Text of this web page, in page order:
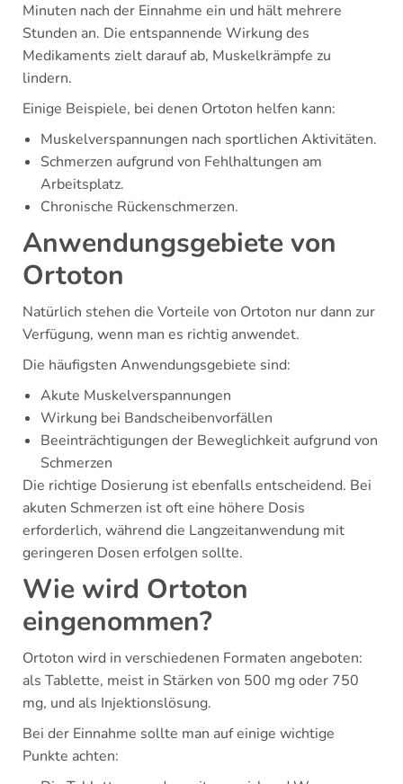
Minuten nach der Einnahme ein und hält mehrere
Stunden an. Die entspannende Wirkung des
Medikaments zielt darauf ab, Muskelkrämpfe zu
lindern.
Einige Beispiele, bei denen Ortoton helfen kann:
Muskelverspannungen nach sportlichen Aktivitäten.
Schmerzen aufgrund von Fehlhaltungen am
Arbeitsplatz.
Chronische Rückenschmerzen.
Anwendungsgebiete von
Ortoton
Natürlich stehen die Vorteile von Ortoton nur dann zur
Verfügung, wenn man es richtig anwendet.
Die häufigsten Anwendungsgebiete sind:
Akute Muskelverspannungen
Wirkung bei Bandscheibenvorfällen
Beeinträchtigungen der Beweglichkeit aufgrund von
Schmerzen
Die richtige Dosierung ist ebenfalls entscheidend. Bei
akuten Schmerzen ist oft eine höhere Dosis
erforderlich, während die Langzeitanwendung mit
geringeren Dosen erfolgen sollte.
Wie wird Ortoton
eingenommen?
Ortoton wird in verschiedenen Formaten angeboten:
als Tablette, meist in Stärken von 500 mg oder 750
mg, und als Injektionslösung.
Bei der Einnahme sollte man auf einige wichtige
Punkte achten: